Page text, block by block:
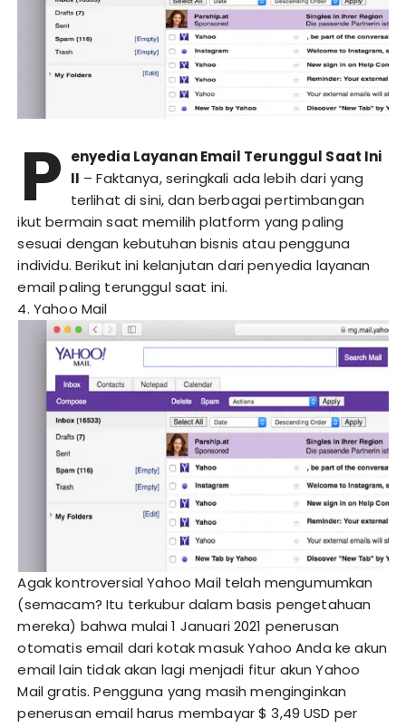
P enyedia Layanan Email Terunggul Saat Ini
II – Faktanya, seringkali ada lebih dari yang
terlihat di sini, dan berbagai pertimbangan
ikut bermain saat memilih platform yang paling
sesuai dengan kebutuhan bisnis atau pengguna
individu. Berikut ini kelanjutan dari penyedia layanan
email paling terunggul saat ini.
4. Yahoo Mail
Agak kontroversial Yahoo Mail telah mengumumkan
(semacam? Itu terkubur dalam basis pengetahuan
mereka) bahwa mulai 1 Januari 2021 penerusan
otomatis email dari kotak masuk Yahoo Anda ke akun
email lain tidak akan lagi menjadi fitur akun Yahoo
Mail gratis. Pengguna yang masih menginginkan
penerusan email harus membayar $ 3,49 USD per